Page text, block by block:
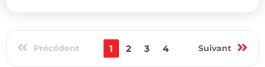
Précédent 1 2 3 4 Suivant